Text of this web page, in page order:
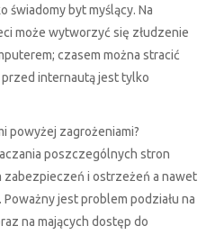
świadomy byt myślący. Na
może wytworzyć się złudzenie
czasem można stracić
internautą jest tylko
powyżej zagrożeniami?
poszczególnych stron
zabezpieczeń i ostrzeżeń a nawet
jest problem podziału na
na mających dostęp do